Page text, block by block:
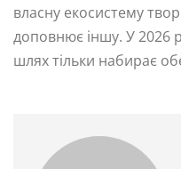
власну екосистему
доповнює іншу. У 2026
шлях тільки набирає